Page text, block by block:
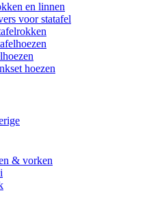
en linnen
voor statafel
hoezen
& vorken